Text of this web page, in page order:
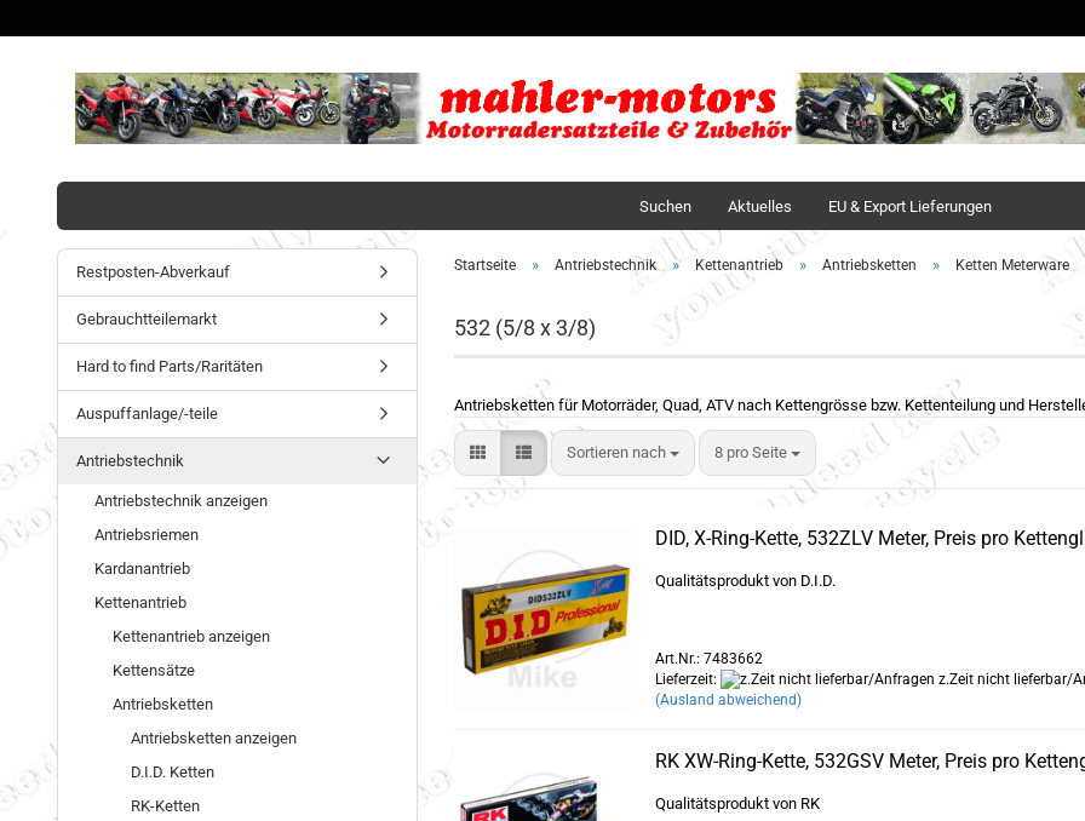
Sprache
Suchen Aktuelles EU & Export Lieferungen
Startseite » Antriebstechnik » Kettenantrieb » Antriebsketten » Ketten Meterware
532 (5/8 x 3/8)
Antriebsketten für Motorräder, Quad, ATV nach Kettengrösse bzw. Kettenteilung und
Sortieren nach 8 pro Seite
DID, X-Ring-Kette, 532ZLV Meter, Preis pro
Qualitätsprodukt von D.I.D.
Art.Nr.: 7483662
Lieferzeit:
z.Zeit nicht lieferbar/
(Ausland abweichend)
RK XW-Ring-Kette, 532GSV Meter, Preis pro
Qualitätsprodukt von RK
Restposten-Abverkauf
Gebrauchtteilemarkt
Hard to find Parts/Raritäten
Auspuffanlage/-teile
Antriebstechnik
Antriebstechnik anzeigen
Antriebsriemen
Kardanantrieb
Kettenantrieb
Kettenantrieb anzeigen
Kettensätze
Antriebsketten
Antriebsketten anzeigen
D.I.D. Ketten
RK-Ketten